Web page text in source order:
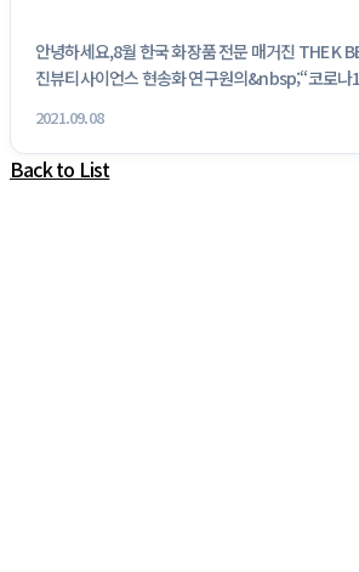
안녕하세요,8월 한국 화장품 전문 매거진 THE K
진뷰티사이언스 현송화 연구원의&nbsp;“코로
2021.09.08
Back to List